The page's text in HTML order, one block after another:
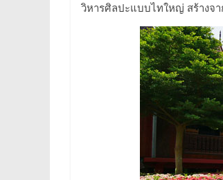
วิหารศิลปะแบบไทใหญ่ สร้างจ